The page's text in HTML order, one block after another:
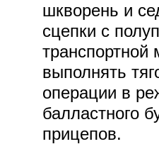
шкворень и
сцепки с
выполнять
операции в
балластного
прицепов.